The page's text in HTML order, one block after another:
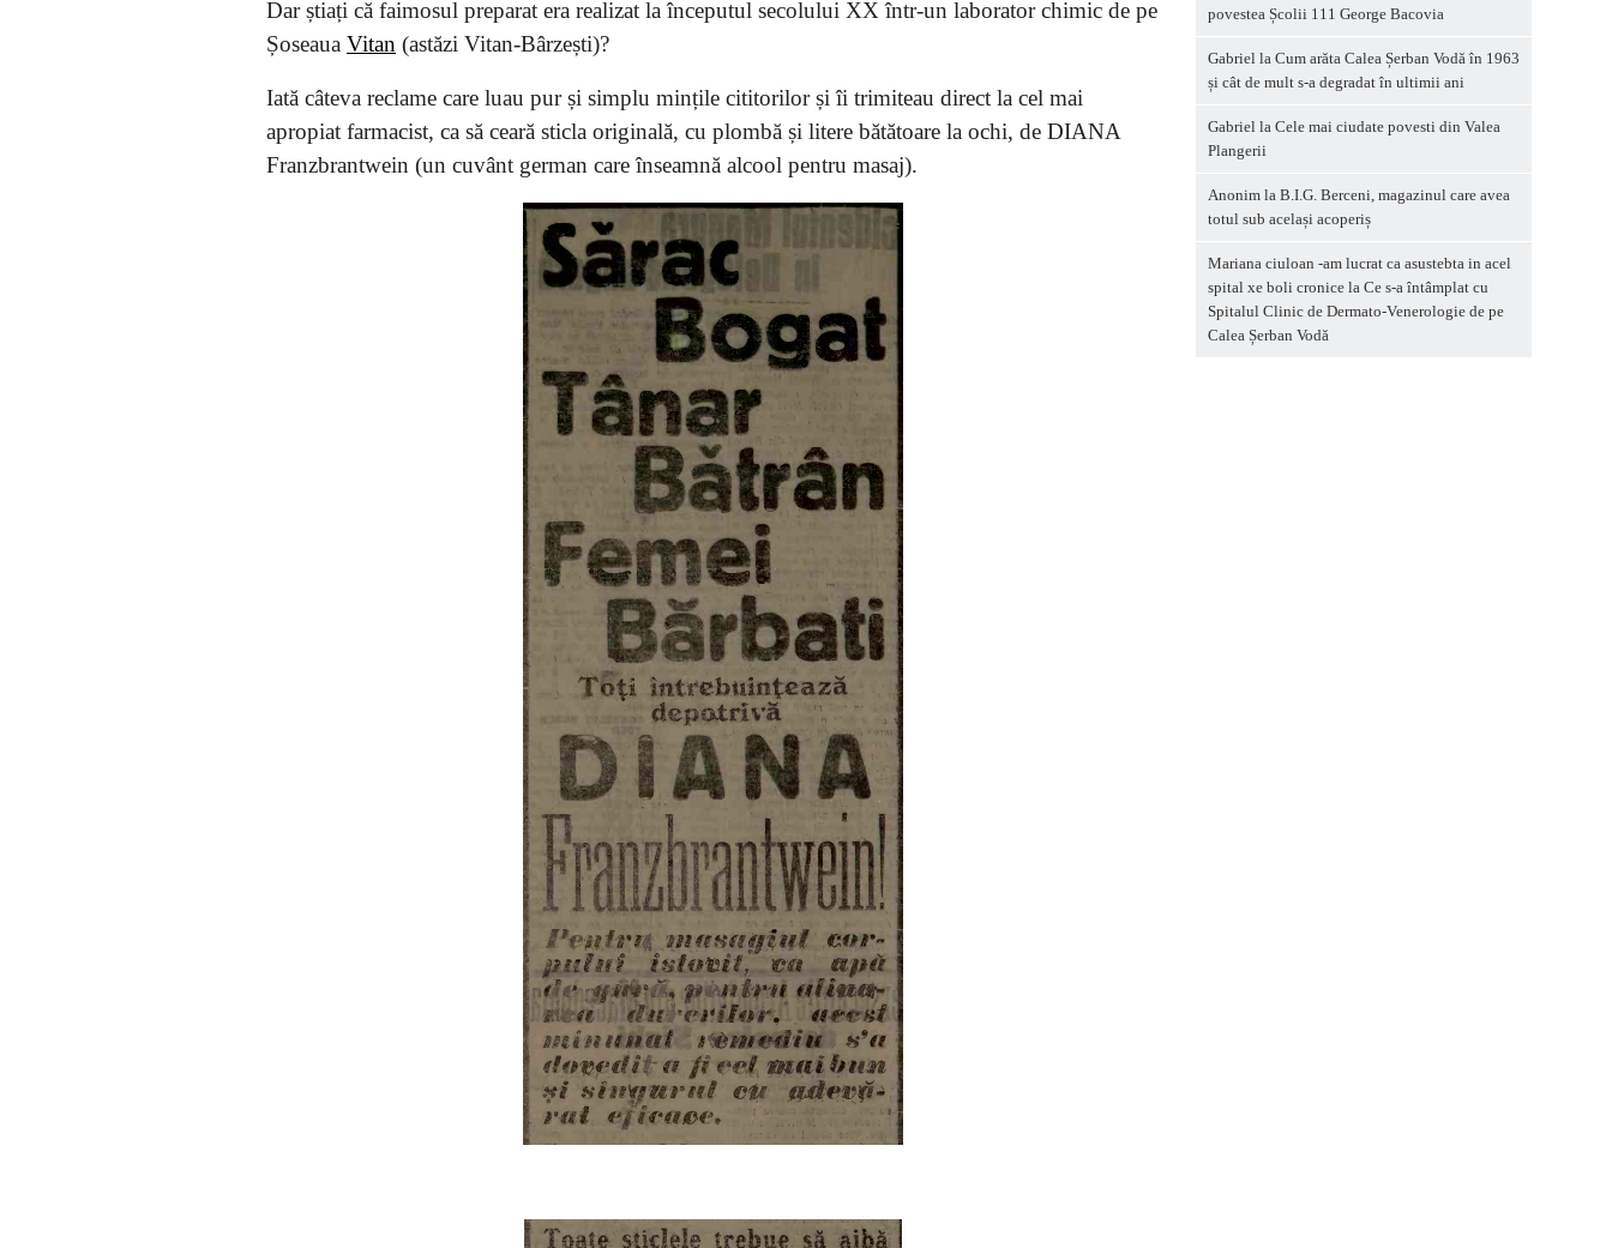
Dar știați că faimosul preparat era realizat la începutul secolului XX într-un laborator chimic de pe
ȘoseauaVitan (astăzi Vitan-Bârzești)?
Iată câteva reclame care luau pur și simplu mințile cititorilor și îi trimiteau direct la cel mai
apropiat farmacist, ca să ceară sticla originală, cu plombă și litere bătătoare la ochi, de DIANA
Franzbrantwein (un cuvânt german care înseamnă alcool pentru masaj).
povestea Școlii 111 George Bacovia
Gabriel la Cum arăta Calea Șerban Vodă în 1963
și cât de mult s-a degradat în ultimii ani
Gabriel la Cele mai ciudate povesti din Valea
Plangerii
Anonim la B.I.G. Berceni, magazinul care avea
totul sub același acoperiș
Mariana ciuloan -am lucrat ca asustebta in acel
spital xe boli cronice la Ce s-a întâmplat cu
Spitalul Clinic de Dermato-Venerologie de pe
Calea Șerban Vodă